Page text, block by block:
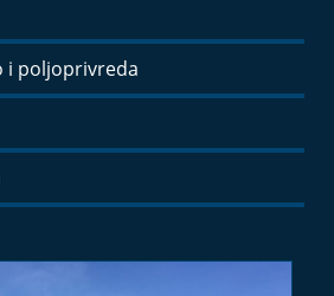
i poljoprivreda